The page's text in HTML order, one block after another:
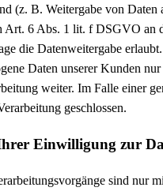
(z. B. Weitergabe von Daten
Art. 6 Abs. 1 lit. f DSGVO an
die Datenweitergabe
Daten unserer Kunden
weiter. Im Falle einer
geschlossen.
Einwilligung zur
sind nur